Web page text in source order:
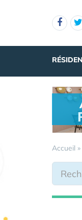
Accueil »